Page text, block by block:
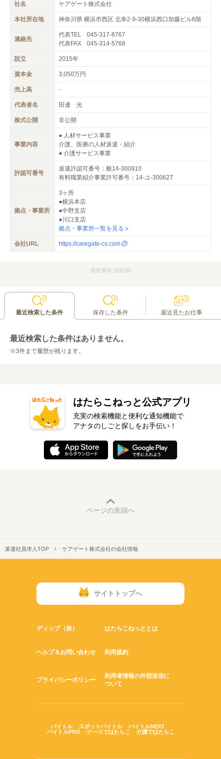
社名 ケアゲート株式会社
本社所在地 神奈川県 横浜市西区 北幸2-9-30横浜西口加藤ビル6階
連絡先
代表TEL
045-317-8767
代表FAX
045-314-5768
設立 2015年
資本金 3,050万円
売上高 -
代表者名 田邊 光
株式公開 非公開
事業内容
● 人材サービス事業
介護、医療の人材派遣・紹介
● 介護サービス事業
許認可番号
派遣許認可番号：般14-300910
有料職業紹介事業許可番号：14-ユ-300627
拠点・事業所
3ヶ所
●横浜本店
●中野支店
●川口支店
拠点・事業所一覧を見る
会社URL https://caregate-cs.com
管理番号.255295
最近検索した条件 保存した条件 最近見たお仕事
最近検索した条件はありません。
※3件まで履歴が残ります。
はたらこねっと公式アプリ
充実の検索機能と便利な通知機能で
アナタのしごと探しをお手伝い！
ページの先頭へ
派遣社員求人TOP ケアゲート株式会社の会社情報
サイトトップへ
ディップ（株） はたらこねっととは
ヘルプ＆お問い合わせ 利用規約
プライバシーポリシー
利用者情報の外部送信に
ついて
バイトル スポットバイトル
バイトルNEXT
バイトルPRO
ナースではたらこ 介護ではたらこ